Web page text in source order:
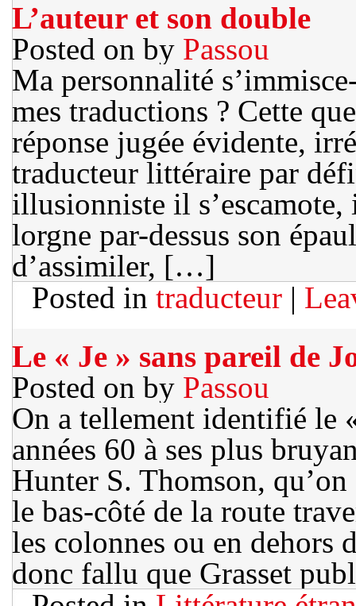
L’auteur et son double
Posted on by Passou
Ma personnalité
mes traductions ? Cette
réponse jugée évidente,
traducteur littéraire par
illusionniste il
lorgne par-dessus son
d’assimiler, […]
Posted in traducteur |
Le « Je » sans pareil de
Posted on by Passou
On a tellement identifié le
années 60 à ses plus
Hunter S. Thomson,
le bas-côté de la route
les colonnes ou en dehors
donc fallu que Grasset